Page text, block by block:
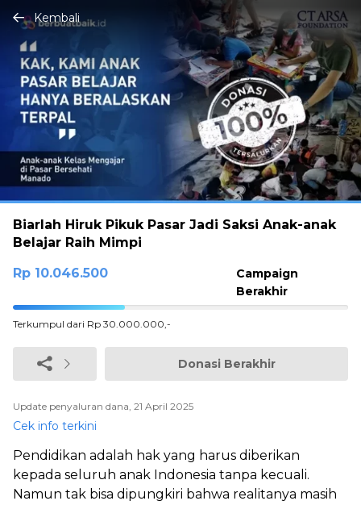
Kembali
Biarlah Hiruk Pikuk Pasar Jadi Saksi Anak-anak
Belajar Raih Mimpi
Rp 10.046.500
Campaign
Berakhir
33.488333333333%
Complete
Terkumpul dari Rp 30.000.000,-
Donasi Berakhir
Update penyaluran dana, 21 April 2025
Cek info terkini
Pendidikan adalah hak yang harus diberikan
kepada seluruh anak Indonesia tanpa kecuali.
Namun tak bisa dipungkiri bahwa realitanya masih